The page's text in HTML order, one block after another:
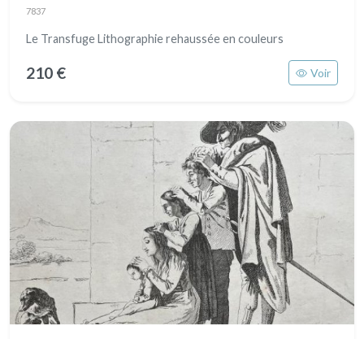
7837
Le Transfuge Lithographie rehaussée en couleurs
210 € Voir